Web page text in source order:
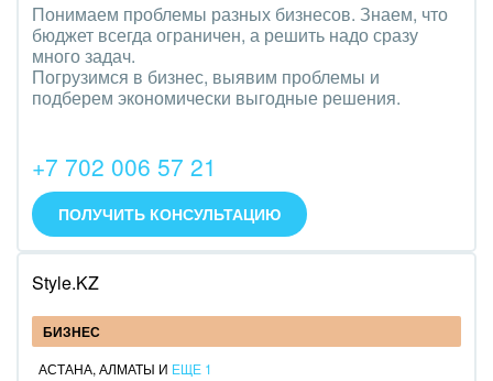
Понимаем проблемы разных бизнесов. Знаем, что
бюджет всегда ограничен, а решить надо сразу
много задач.
Погрузимся в бизнес, выявим проблемы и
подберем экономически выгодные решения.
+7 702 006 57 21
ПОЛУЧИТЬ КОНСУЛЬТАЦИЮ
Style.KZ
БИЗНЕС
АСТАНА, АЛМАТЫ И ЕЩЕ 1